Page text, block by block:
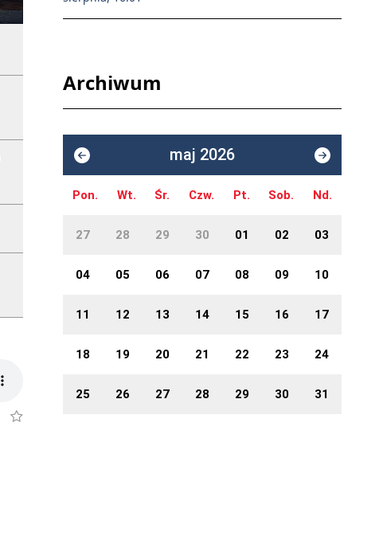
Archiwum
maj 2026
Pon. Wt. Śr. Czw. Pt. Sob. Nd.
27 28 29 30 01 02 03
04 05 06 07 08 09 10
11 12 13 14 15 16 17
18 19 20 21 22 23 24
25 26 27 28 29 30 31